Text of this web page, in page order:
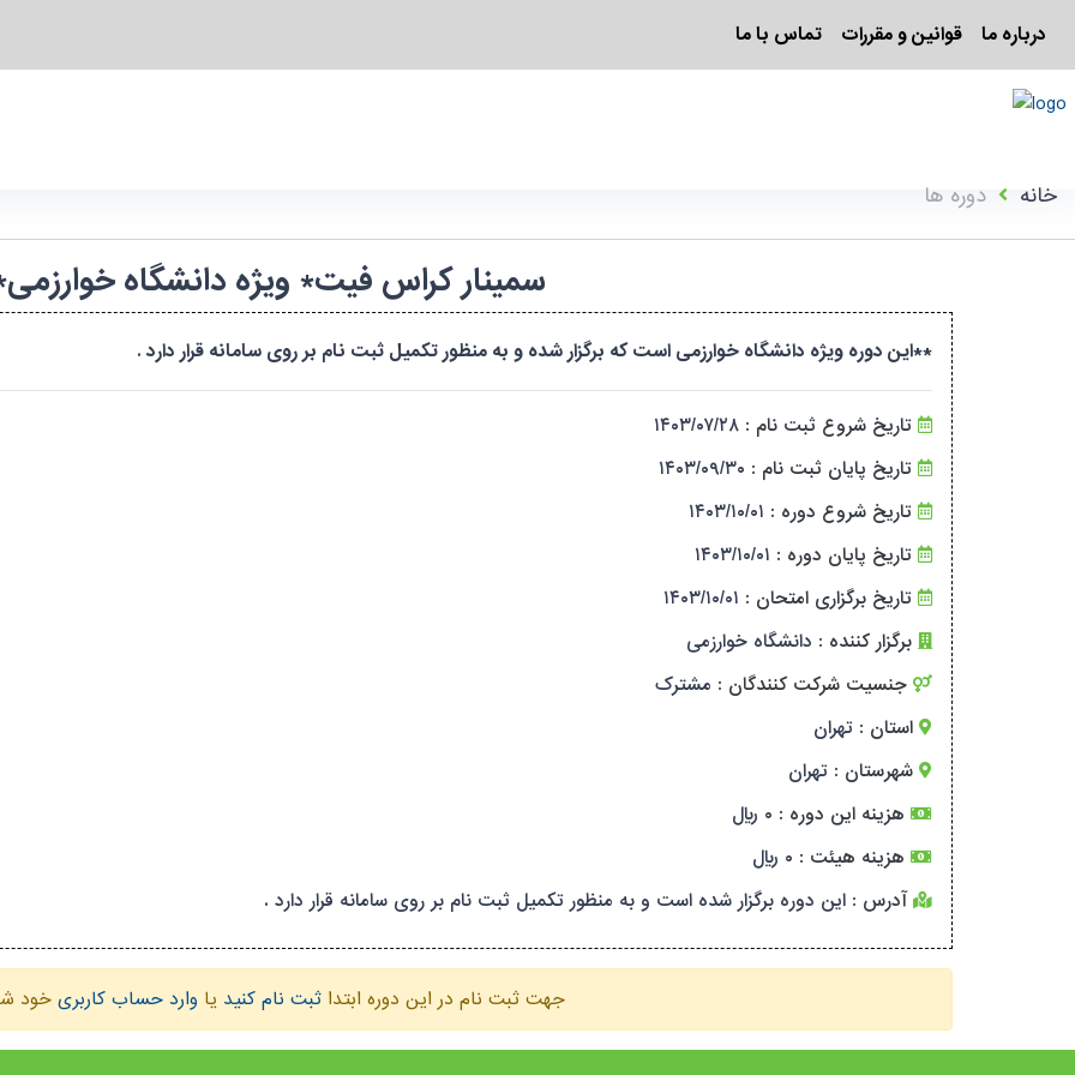
درباره ما قوانین و مقررات تماس با ما
خانه دوره ها
سمینار کراس فیت* ویژه دانشگاه
**این دوره ویژه دانشگاه خوارزمی است که برگزار شده و به منظور تکمیل ثبت نام بر روی سامانه قرار دارد .
تاریخ شروع ثبت نام : ۱۴۰۳/۰۷/۲۸
تاریخ پایان ثبت نام : ۱۴۰۳/۰۹/۳۰
تاریخ شروع دوره : ۱۴۰۳/۱۰/۰۱
تاریخ پایان دوره : ۱۴۰۳/۱۰/۰۱
تاریخ برگزاری امتحان : ۱۴۰۳/۱۰/۰۱
برگزار کننده : دانشگاه خوارزمی
جنسیت شرکت کنندگان : مشترک
استان : تهران
شهرستان : تهران
هزینه این دوره : ۰ ریال
هزینه هیئت : ۰ ریال
آدرس : این دوره برگزار شده است و به منظور تکمیل ثبت نام بر روی سامانه قرار دارد .
جهت ثبت نام در این دوره ابتداثبت نام کنید یا وارد حساب کاربری خود